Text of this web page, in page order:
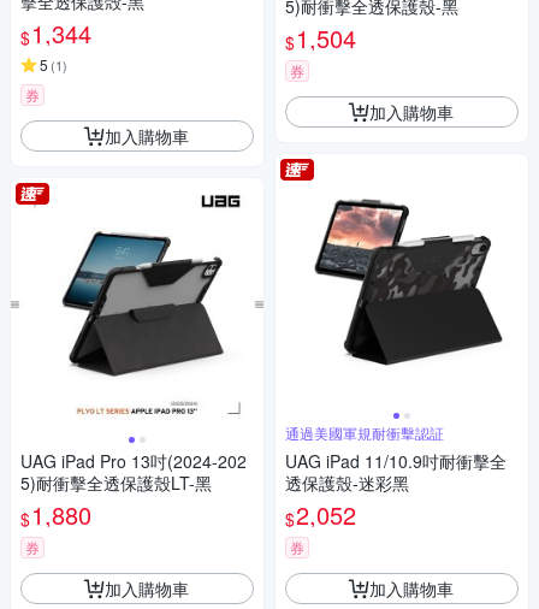
$1,344
5 (1)
券
加入購物車
UAG iPad Pro 13吋(2024-202
5)耐衝擊全透保護殼LT-黑
$1,880
券
加入購物車
5)耐衝擊全透保護殼-黑
$1,504
券
加入購物車
通過美國軍規耐衝擊認証
UAG iPad 11/10.9吋耐衝擊全
透保護殼-迷彩黑
$2,052
券
加入購物車